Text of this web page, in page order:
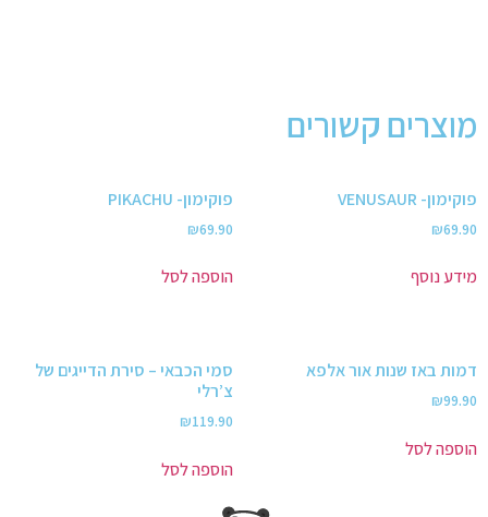
מוצרים קשורים
פוקימון- VENUSAUR
₪69.90
מידע נוסף
פוקימון- PIKACHU
₪69.90
הוספה לסל
דמות באז שנות אור אלפא
₪99.90
הוספה לסל
סמי הכבאי – סירת הדייגים של
צ’רלי
₪119.90
הוספה לסל